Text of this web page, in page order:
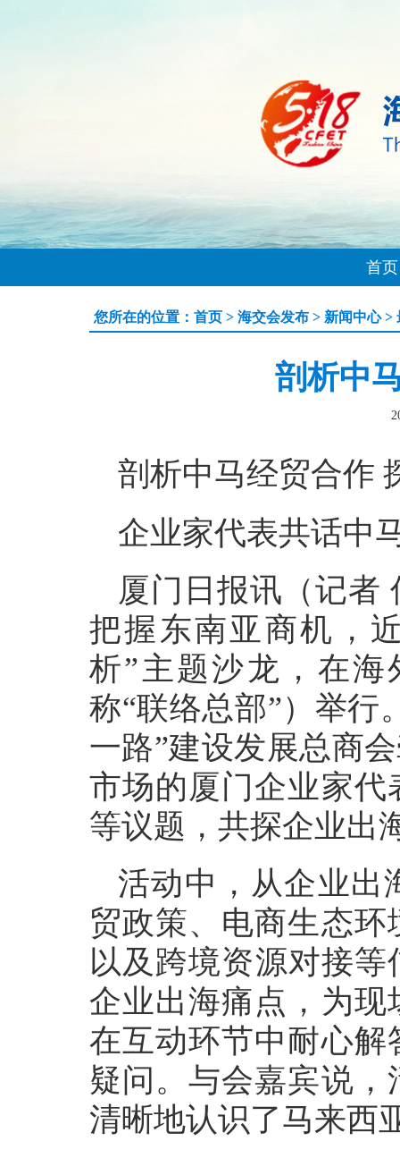
首页
您所在的位置： 首页 > 海交会发布 > 新闻中心>
剖析中
剖析中马经贸合作
企业家代表共话中
厦门日报讯（记者
把握东南亚商机，
析”主题沙龙，在
称“联络总部”）举
一路”建设发展总商
市场的厦门企业家
等议题，共探企业出
活动中，从企业出
贸政策、电商生态
以及跨境资源对接
企业出海痛点，为
在互动环节中耐心
疑问。与会嘉宾说
清晰地认识了马来西